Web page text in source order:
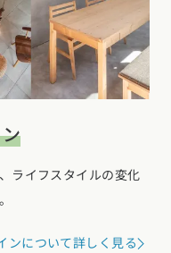
ライフスタイルの変化
ンについて詳しく見る